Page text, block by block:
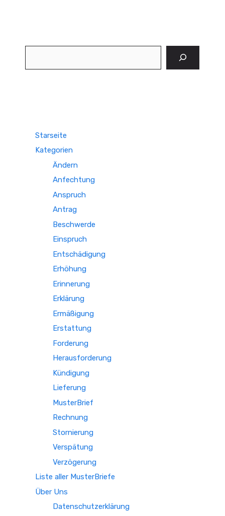
Starseite
Kategorien
Ändern
Anfechtung
Anspruch
Antrag
Beschwerde
Einspruch
Entschädigung
Erhöhung
Erinnerung
Erklärung
Ermäßigung
Erstattung
Forderung
Herausforderung
Kündigung
Lieferung
MusterBrief
Rechnung
Stornierung
Verspätung
Verzögerung
Liste aller MusterBriefe
Über Uns
Datenschutzerklärung